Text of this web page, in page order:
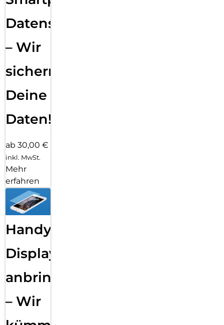
Datensicherung
– Wir
sichern
Deine
Daten!
ab 30,00 €
inkl. MwSt.
Mehr
erfahren
Handy
Displayfolie
anbringen
– Wir